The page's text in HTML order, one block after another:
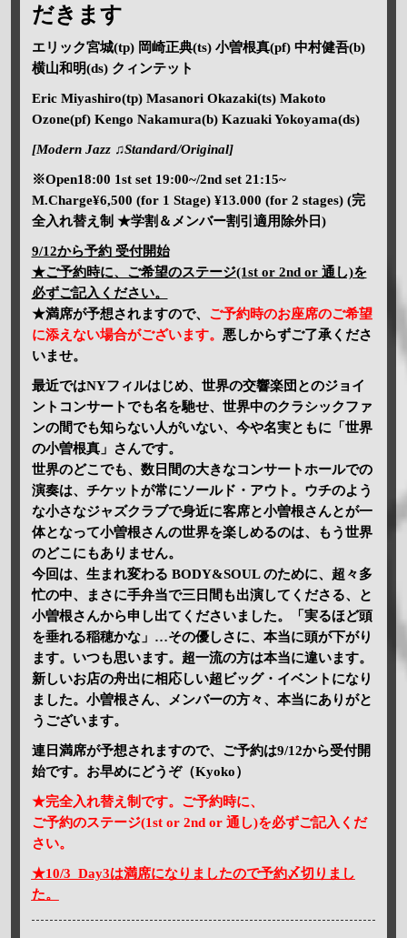
だきます
エリック宮城(tp) 岡崎正典(ts) 小曽根真(pf) 中村健吾(b)
横山和明(ds) クィンテット
Eric Miyashiro(tp) Masanori Okazaki(ts) Makoto
Ozone(pf) Kengo Nakamura(b) Kazuaki Yokoyama(ds)
[Modern Jazz ♫Standard/Original]
※Open18:00 1st set 19:00~/2nd set 21:15~
M.Charge¥6,500 (for 1 Stage) ¥13.000 (for 2 stages) (完
全入れ替え制 ★学割＆メンバー割引適用除外日)
9/12から予約 受付開始
★ご予約時に、ご希望のステージ(1st or 2nd or 通し)を
必ずご記入ください。
★満席が予想されますので、 ご予約時のお座席のご希望
に添えない場合がございます。 悪しからずご了承くださ
いませ。
最近ではNYフィルはじめ、世界の交響楽団とのジョイ
ントコンサートでも名を馳せ、世界中のクラシックファ
ンの間でも知らない人がいない、今や名実ともに「世界
の小曽根真」さんです。
世界のどこでも、数日間の大きなコンサートホールでの
演奏は、チケットが常にソールド・アウト。ウチのよう
な小さなジャズクラブで身近に客席と小曽根さんとが一
体となって小曽根さんの世界を楽しめるのは、もう世界
のどこにもありません。
今回は、生まれ変わる BODY&SOUL のために、超々多
忙の中、まさに手弁当で三日間も出演してくださる、と
小曽根さんから申し出てくださいました。「実るほど頭
を垂れる稲穂かな」…その優しさに、本当に頭が下がり
ます。いつも思います。超一流の方は本当に違います。
新しいお店の舟出に相応しい超ビッグ・イベントになり
ました。小曽根さん、メンバーの方々、本当にありがと
うございます。
連日満席が予想されますので、ご予約は9/12から受付開
始です。お早めにどうぞ（Kyoko）
★完全入れ替え制です。ご予約時に、
ご予約のステージ(1st or 2nd or 通し)を必ずご記入くだ
さい。
★10/3 Day3は満席になりましたので予約〆切りまし
た。